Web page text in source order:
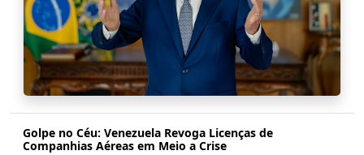
Golpe no Céu: Venezuela Revoga Licenças de
Companhias Aéreas em Meio a Crise